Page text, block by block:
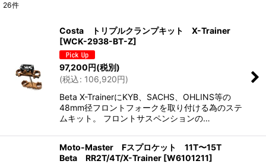
絞り込む
26件
Costa トリプルクランプキット X-Trainer
[WCK-2938-BT-Z]
97,200円(税別)
(税込: 106,920円)
Beta X-TrainerにKYB、SACHS、OHLINS等の
48mm径フロントフォークを取り付ける為のステ
ムキット。 フロントサスペンションの…
Moto-Master Fスプロケット 11T〜15T
Beta RR2T/4T/X-Trainer [W6101211]